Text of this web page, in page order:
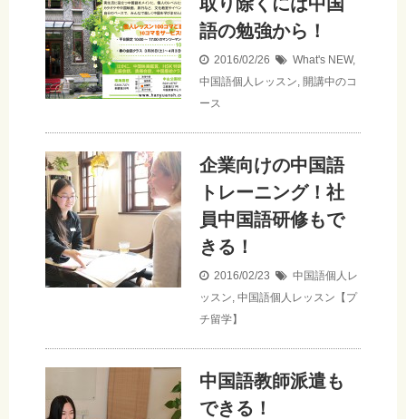
語の勉強から！
2016/02/26 What's NEW,
中国語個人レッスン, 開講中のコ
ース
企業向けの中国語
トレーニング！社
員中国語研修もで
きる！
2016/02/23
中国語個人レ
ッスン, 中国語個人レッスン【プ
チ留学】
中国語教師派遣も
できる！